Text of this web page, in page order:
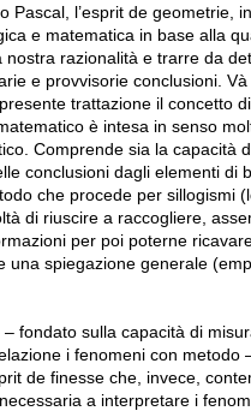
Pascal, l’esprit de geometrie,
e matematica in base alla
nostra razionalità e trarre da
e provvisorie conclusioni. Và
trattazione il concetto
è intesa in senso
Comprende sia la capacità
conclusioni dagli elementi di
che procede per sillogismi
di riuscire a raccogliere,
per poi poterne
una spiegazione generale
– fondato sulla capacità di
i fenomeni con metodo
de finesse che, invece,
a interpretare i